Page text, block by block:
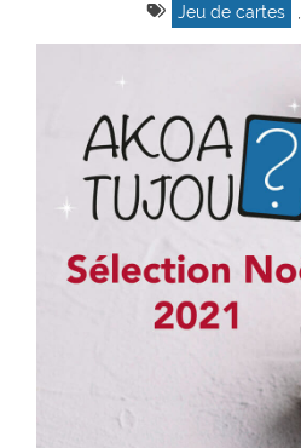
Jeu de cartes